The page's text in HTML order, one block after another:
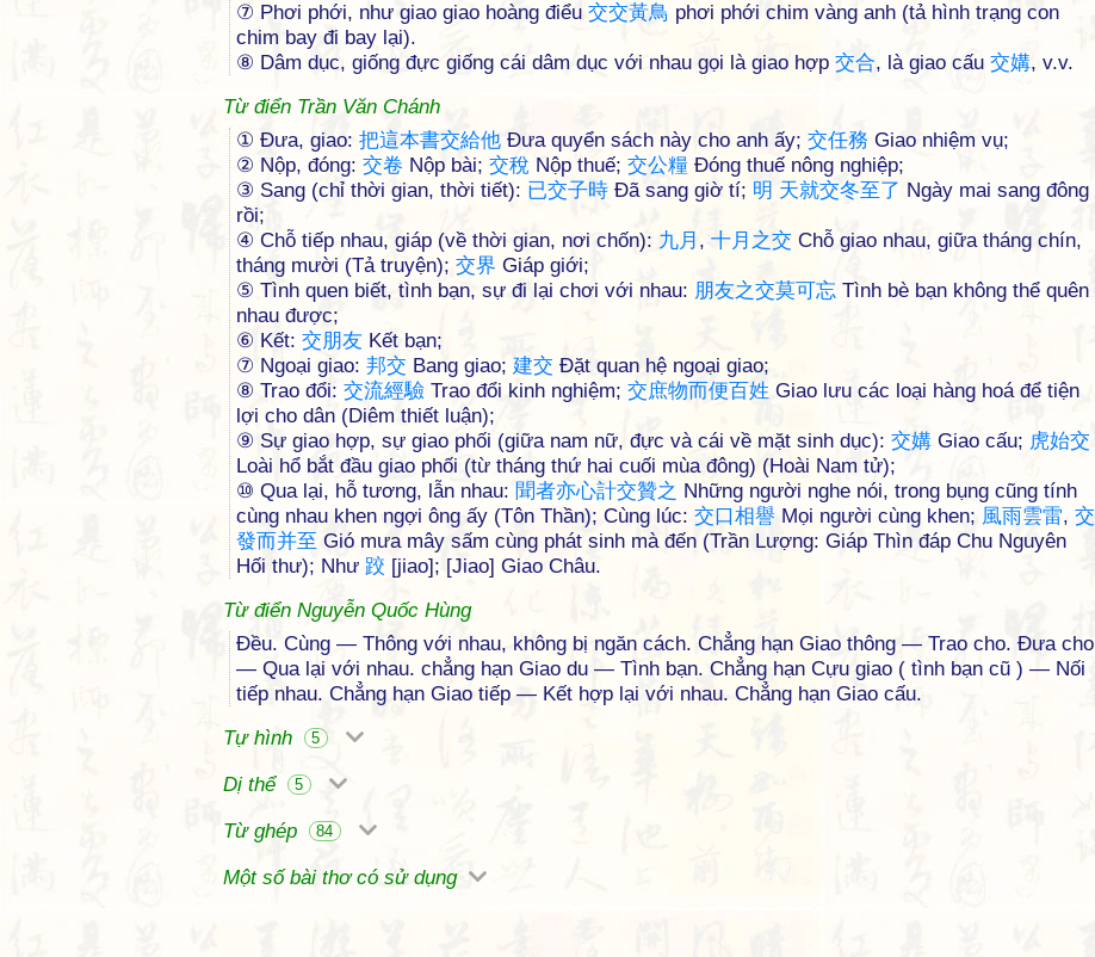
⑦ Phơi phới, như giao giao hoàng điểu 交交黃鳥 phơi phới chim vàng anh (tả hình trạng con
chim bay đi bay lại).
⑧ Dâm dục, giống đực giống cái dâm dục với nhau gọi là giao hợp 交合, là giao cấu 交媾, v.v.
Từ điển Trần Văn Chánh
① Đưa, giao: 把這本書交給他 Đưa quyển sách này cho anh ấy; 交任務 Giao nhiệm vụ;
② Nộp, đóng: 交卷 Nộp bài; 交稅 Nộp thuế; 交公糧 Đóng thuế nông nghiệp;
③ Sang (chỉ thời gian, thời tiết): 已交子時 Đã sang giờ tí; 明 天就交冬至了 Ngày mai sang đông
rồi;
④ Chỗ tiếp nhau, giáp (về thời gian, nơi chốn): 九月 , 十月 之交 Chỗ giao nhau, giữa tháng chín,
tháng mười (Tả truyện); 交界 Giáp giới;
⑤ Tình quen biết, tình bạn, sự đi lại chơi với nhau: 朋友之交莫可忘 Tình bè bạn không thể quên
nhau được;
⑥ Kết: 交朋友 Kết bạn;
⑦ Ngoại giao: 邦交 Bang giao; 建交 Đặt quan hệ ngoại giao;
⑧ Trao đổi: 交流經驗 Trao đổi kinh nghiệm; 交庶物而便百姓 Giao lưu các loại hàng hoá để tiện
lợi cho dân (Diêm thiết luận);
⑨ Sự giao hợp, sự giao phối (giữa nam nữ, đực và cái về mặt sinh dục): 交媾 Giao cấu; 虎始交
Loài hổ bắt đầu giao phối (từ tháng thứ hai cuối mùa đông) (Hoài Nam tử);
⑩ Qua lại, hỗ tương, lẫn nhau: 聞者亦心計交贊之 Những người nghe nói, trong bụng cũng tính
cùng nhau khen ngợi ông ấy (Tôn Thần); Cùng lúc: 交口相譽 Mọi người cùng khen; 風雨雲雷, 交
發而并至 Gió mưa mây sấm cùng phát sinh mà đến (Trần Lượng: Giáp Thìn đáp Chu Nguyên
Hối thư); Như 跤 [jiao]; [Jiao] Giao Châu.
Từ điển Nguyễn Quốc Hùng
Đều. Cùng — Thông với nhau, không bị ngăn cách. Chẳng hạn Giao thông — Trao cho. Đưa cho
— Qua lại với nhau. chẳng hạn Giao du — Tình bạn. Chẳng hạn Cựu giao ( tình bạn cũ ) — Nối
tiếp nhau. Chẳng hạn Giao tiếp — Kết hợp lại với nhau. Chẳng hạn Giao cấu.
Tự hình
5
Dị thể 5
Từ ghép 84
Một số bài thơ có sử dụng